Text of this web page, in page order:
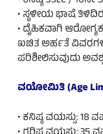
• ಸ್ಥಳೀಯ ಭಾಷೆ
• ದೈಹಿಕವಾಗಿ
ಖಚಿತ ಅರ್ಹತೆ
ಪರಿಶೀಲಿಸುವುದು
ವಯೋಮಿತಿ (Age
• ಕನಿಷ್ಠ ವಯಸ್ಸು: 18